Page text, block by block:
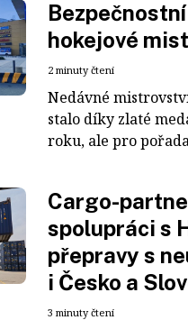
hokejové
2 minuty čtení
Nedávné
stalo díky zlaté
roku, ale pro
Cargo-
spolupráci s
přepravy s
i Česko a
3 minuty čtení